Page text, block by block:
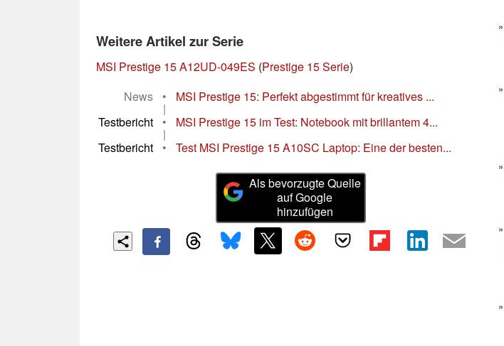
Weitere Artikel zur Serie
MSI Prestige 15 A12UD-049ES (Prestige 15 Serie)
News
• MSI Prestige 15: Perfekt abgestimmt für kreatives ...
|
Testbericht
• MSI Prestige 15 im Test: Notebook mit brillantem 4...
|
Testbericht
• Test MSI Prestige 15 A10SC Laptop: Eine der besten...
Als bevorzugte Quelle
auf Google
hinzufügen